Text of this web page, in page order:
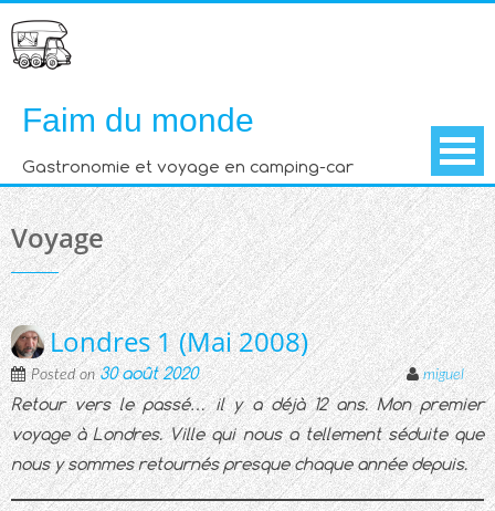
to
content
Faim du monde
Gastronomie et voyage en camping-car
Voyage
Londres 1 (Mai 2008)
Posted on30 août 2020 miguel
Retour vers le passé… il y a déjà 12 ans. Mon premier
voyage à Londres. Ville qui nous a tellement séduite que
nous y sommes retournés presque chaque année depuis.